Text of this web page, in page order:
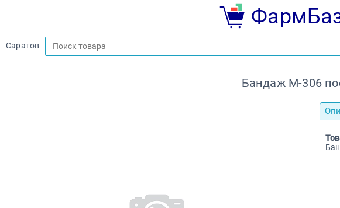
Саратов
Бандаж М-306